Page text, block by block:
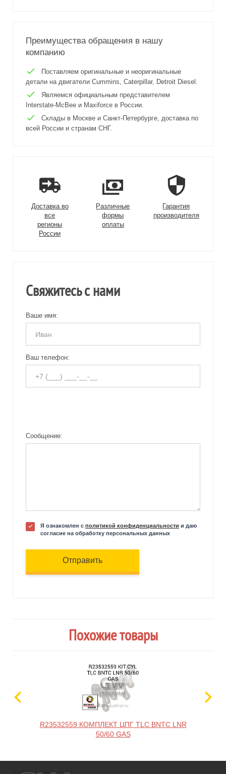
Преимущества обращения в нашу
компанию
Поставляем оригинальные и неоригинальные
детали на двигатели Cummins, Caterpillar, Detroit Diesel.
Являемся официальным представителем
Interstate-McBee и Maxiforce в России.
Склады в Москве и Санкт-Петербурге, доставка по
всей России и странам СНГ.
Доставка во
все
регионы
России
Различные
формы
оплаты
Гарантия
производителя
Свяжитесь с нами
Ваше имя:
Ваш телефон:
Сообщение:
Я ознакомлен с политикой конфиденциальности и даю
согласие на обработку персональных данных
Отправить
Похожие товары
R23532559 КОМПЛЕКТ ЦПГ TLC BNTC LNR
50/60 GAS